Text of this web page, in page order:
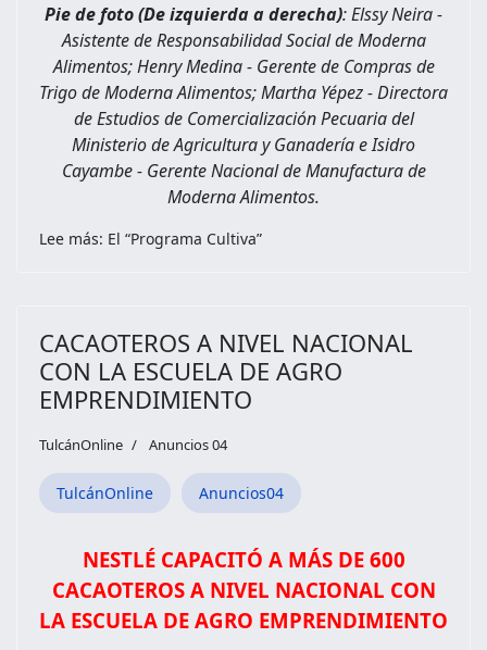
Pie de foto (De izquierda a derecha): Elssy Neira -
Asistente de Responsabilidad Social de Moderna
Alimentos; Henry Medina - Gerente de Compras de
Trigo de Moderna Alimentos; Martha Yépez - Directora
de Estudios de Comercialización Pecuaria del
Ministerio de Agricultura y Ganadería e Isidro
Cayambe - Gerente Nacional de Manufactura de
Moderna Alimentos.
Lee más: El “Programa Cultiva”
CACAOTEROS A NIVEL NACIONAL
CON LA ESCUELA DE AGRO
EMPRENDIMIENTO
TulcánOnline Anuncios 04
TulcánOnline Anuncios04
NESTLÉ CAPACITÓ A MÁS DE 600
CACAOTEROS A NIVEL NACIONAL CON
LA ESCUELA DE AGRO EMPRENDIMIENTO